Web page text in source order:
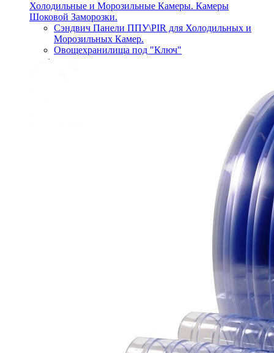
Холодильные и Морозильные Камеры. Камеры
Шоковой Заморозки.
Сэндвич Панели ППУ\PIR для Холодильных и
Морозильных Камер.
Овощехранилища под "Ключ"